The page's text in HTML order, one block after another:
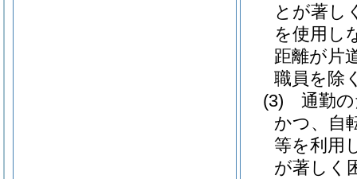
とが著し
を使用し
距離が片
職員を除
(3)
通勤
かつ、自
等を利用
が著しく